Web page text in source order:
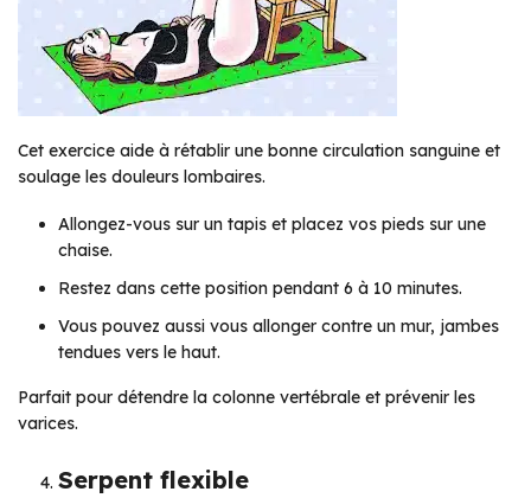
Cet exercice aide à rétablir une bonne circulation sanguine et
soulage les douleurs lombaires.
Allongez-vous sur un tapis et placez vos pieds sur une
chaise.
Restez dans cette position pendant 6 à 10 minutes.
Vous pouvez aussi vous allonger contre un mur, jambes
tendues vers le haut.
Parfait pour détendre la colonne vertébrale et prévenir les
varices.
Serpent flexible